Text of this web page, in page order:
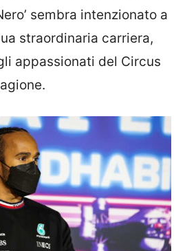
sembra intenzionato a
straordinaria carriera,
appassionati del Circus